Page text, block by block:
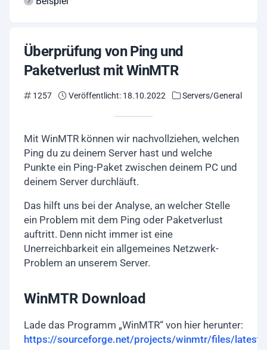
Überprüfung von Ping und
Paketverlust mit WinMTR
1257 Veröffentlicht: 18.10.2022 Servers/General
Mit WinMTR können wir nachvollziehen, welchen
Ping du zu deinem Server hast und welche
Punkte ein Ping-Paket zwischen deinem PC und
deinem Server durchläuft.
Das hilft uns bei der Analyse, an welcher Stelle
ein Problem mit dem Ping oder Paketverlust
auftritt. Denn nicht immer ist eine
Unerreichbarkeit ein allgemeines Netzwerk-
Problem an unserem Server.
WinMTR Download
Lade das Programm „WinMTR“ von hier herunter:
https://sourceforge.net/projects/winmtr/files/latest/